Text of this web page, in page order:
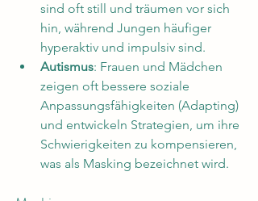
sind oft still und träumen vor sich
hin, während Jungen häufiger
hyperaktiv und impulsiv sind.
Autismus: Frauen und Mädchen
zeigen oft bessere soziale
Anpassungsfähigkeiten (Adapting)
und entwickeln Strategien, um ihre
Schwierigkeiten zu kompensieren,
was als Masking bezeichnet wird.